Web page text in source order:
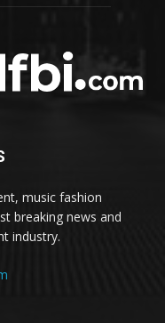
music fashion
breaking news and
industry.